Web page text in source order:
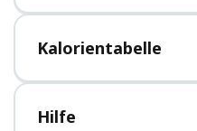
Alle Erfolgsgeschichten
Kalorientabelle
Alle Kalorientabellen
Hilfe